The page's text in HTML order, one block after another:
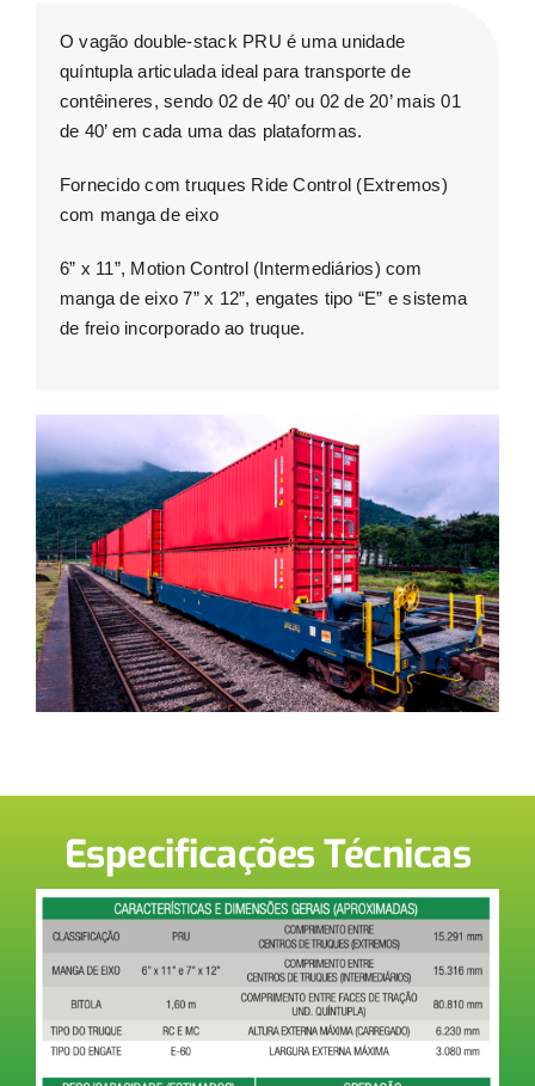
ESG
Contato
Trabalhe conosco
Search
for:
O vagão double-stack PRU é uma unidade
quíntupla articulada ideal para transporte de
contêineres, sendo 02 de 40’ ou 02 de 20’ mais 01
de 40’ em cada uma das plataformas.
Fornecido com truques Ride Control (Extremos)
com manga de eixo
6” x 11”, Motion Control (Intermediários) com
manga de eixo 7” x 12”, engates tipo “E” e sistema
de freio incorporado ao truque.
Especificações Técnicas